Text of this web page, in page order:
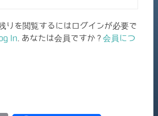
りを閲覧するにはログインが必要で
In . あなたは会員ですか ? 会員につ